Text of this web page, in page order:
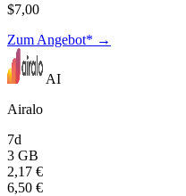
$7,00
Zum Angebot* →
AI
Airalo
7d
3 GB
2,17 €
6,50 €